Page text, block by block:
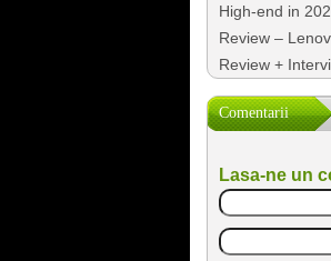
High-end in
Review –
Review +
Comentarii
Lasa-ne un